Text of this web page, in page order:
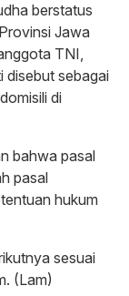
berstatus
Jawa
TNI,
disebut sebagai
di
bahwa pasal
pasal
hukum
sesuai
(Lam)